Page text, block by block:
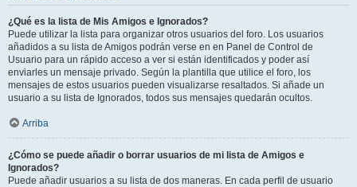
¿Qué es la lista de Mis Amigos e Ignorados?
Puede utilizar la lista para organizar otros usuarios del foro. Los usuarios
añadidos a su lista de Amigos podrán verse en en Panel de Control de
Usuario para un rápido acceso a ver si están identificados y poder así
enviarles un mensaje privado. Según la plantilla que utilice el foro, los
mensajes de estos usuarios pueden visualizarse resaltados. Si añade un
usuario a su lista de Ignorados, todos sus mensajes quedarán ocultos.
Arriba
¿Cómo se puede añadir o borrar usuarios de mi lista de Amigos e
Ignorados?
Puede añadir usuarios a su lista de dos maneras. En cada perfil de usuario